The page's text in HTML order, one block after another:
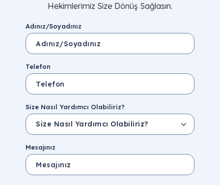
Hekimlerimiz Size Dönüş Sağlasın.
Adınız/Soyadınız
Telefon
Size Nasıl Yardımcı Olabiliriz?
Mesajınız